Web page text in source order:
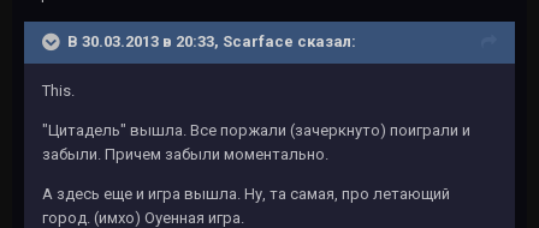
В 30.03.2013 в 20:33, Scarface сказал:
This.
"Цитадель" вышла. Все поржали (зачеркнуто) поиграли и
забыли. Причем забыли моментально.
А здесь еще и игра вышла. Ну, та самая, про летающий
город. (имхо) Оуенная игра.